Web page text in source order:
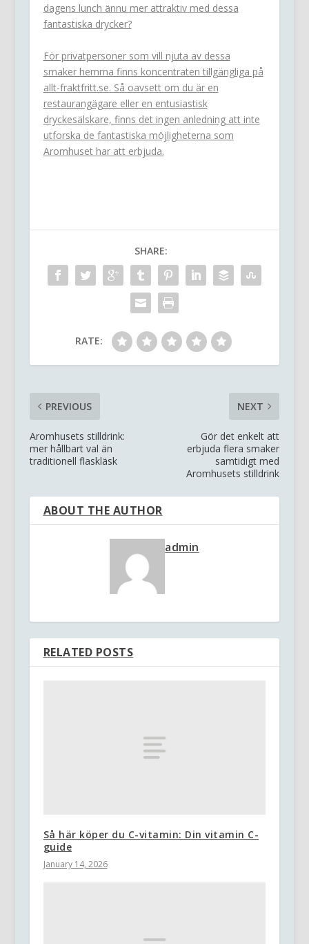
dagens lunch ännu mer attraktiv med dessa
fantastiska drycker?
För privatpersoner som vill njuta av dessa
smaker hemma finns koncentraten tillgängliga på
allt-fraktfritt.se. Så oavsett om du är en
restaurangägare eller en entusiastisk
dryckesälskare, finns det ingen anledning att inte
utforska de fantastiska möjligheterna som
Aromhuset har att erbjuda.
SHARE:
RATE:
PREVIOUS
Aromhusets stilldrink:
mer hållbart val än
traditionell flaskläsk
NEXT
Gör det enkelt att
erbjuda flera smaker
samtidigt med
Aromhusets stilldrink
ABOUT THE AUTHOR
admin
RELATED POSTS
Så här köper du C-vitamin: Din vitamin C-
guide
January 14, 2026